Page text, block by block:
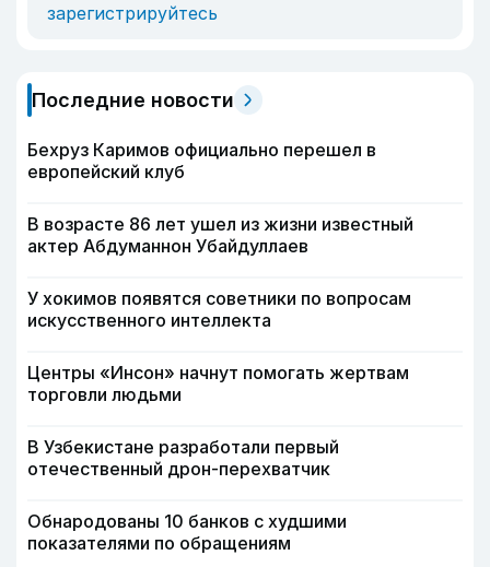
зарегистрируйтесь
Последние новости
Бехруз Каримов официально перешел в
европейский клуб
В возрасте 86 лет ушел из жизни известный
актер Абдуманнон Убайдуллаев
У хокимов появятся советники по вопросам
искусственного интеллекта
Центры «Инсон» начнут помогать жертвам
торговли людьми
В Узбекистане разработали первый
отечественный дрон-перехватчик
Обнародованы 10 банков с худшими
показателями по обращениям